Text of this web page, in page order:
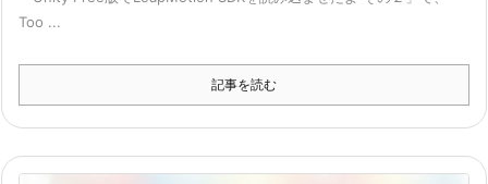
Too ...
記事を読む